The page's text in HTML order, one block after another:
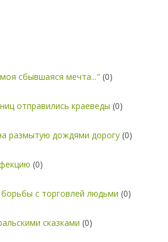
сбывшаяся мечта..." (0)
отправились краеведы (0)
размытую дождями дорогу (0)
(0)
с торговлей людьми (0)
сказками (0)